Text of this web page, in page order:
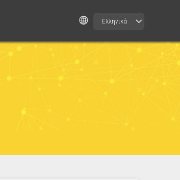
Ελληνικά